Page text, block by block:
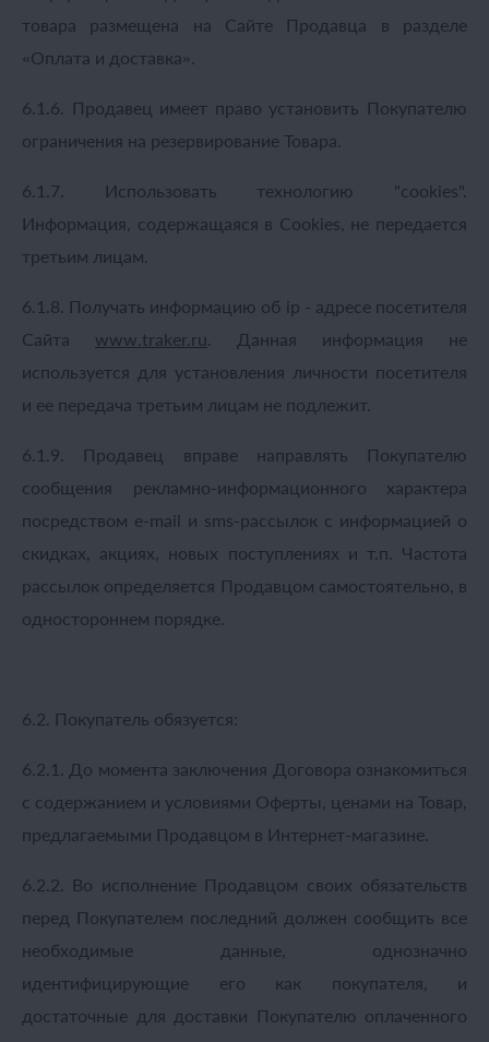
товара размещена на Сайте Продавца в разделе
«Оплата и доставка».
6.1.6. Продавец имеет право установить Покупателю
ограничения на резервирование Товара.
6.1.7. Использовать технологию "cookies".
Информация, содержащаяся в Cookies, не передается
третьим лицам.
6.1.8. Получать информацию об ip - адресе посетителя
Сайта www.traker.ru. Данная информация не
используется для установления личности посетителя
и ее передача третьим лицам не подлежит.
6.1.9. Продавец вправе направлять Покупателю
сообщения рекламно-информационного характера
посредством e-mail и sms-рассылок с информацией о
скидках, акциях, новых поступлениях и т.п. Частота
рассылок определяется Продавцом самостоятельно, в
одностороннем порядке.
6.2. Покупатель обязуется:
6.2.1. До момента заключения Договора ознакомиться
с содержанием и условиями Оферты, ценами на Товар,
предлагаемыми Продавцом в Интернет-магазине.
6.2.2. Во исполнение Продавцом своих обязательств
перед Покупателем последний должен сообщить все
необходимые данные, однозначно
идентифицирующие его как покупателя, и
достаточные для доставки Покупателю оплаченного